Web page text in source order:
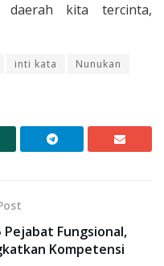
daerah kita tercinta,
inti kata
Nunukan
Fungsional,
Kompetensi